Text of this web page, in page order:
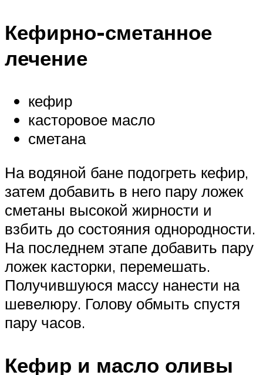
Кефирно-сметанное
лечение
кефир
касторовое масло
сметана
На водяной бане подогреть кефир,
затем добавить в него пару ложек
сметаны высокой жирности и
взбить до состояния однородности.
На последнем этапе добавить пару
ложек касторки, перемешать.
Получившуюся массу нанести на
шевелюру. Голову обмыть спустя
пару часов.
Кефир и масло оливы